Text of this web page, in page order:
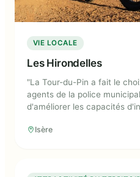
VIE LOCALE
Les Hirondelles
"La Tour-du-Pin a fait le
agents de la police
d'améliorer les capacités
Hirondelles"" (surnom du
Isère